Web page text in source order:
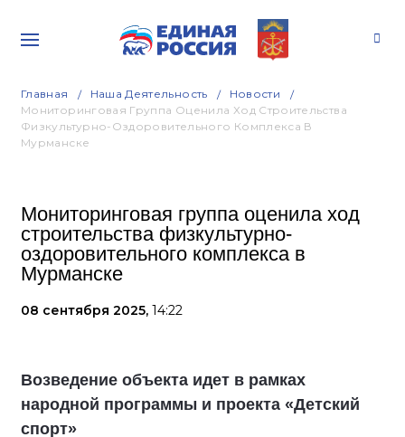
Главная Наша Деятельность
Новости
Мониторинговая Группа Оценила Ход Строительства
Физкультурно-Оздоровительного Комплекса В
Мурманске
Мониторинговая группа оценила ход
строительства физкультурно-
оздоровительного комплекса в
Мурманске
08 сентября 2025, 14:22
Возведение объекта идет в рамках
народной программы и проекта «Детский
спорт»